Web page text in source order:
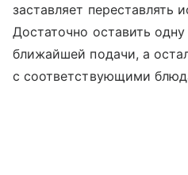
заставляет переставлять
Достаточно оставить
ближайшей подачи, а
с соответствующими